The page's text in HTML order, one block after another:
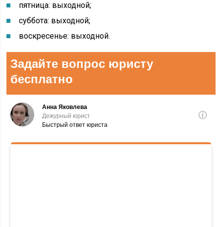
пятница: выходной;
суббота: выходной;
воскресенье: выходной.